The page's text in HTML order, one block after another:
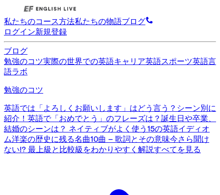
私たちのコース方法私たちの物語ブログ
ログイン新規登録
ブログ
勉強のコツ実際の世界での英語キャリア英語スポーツ英語言
語ラボ
勉強のコツ
英語では「よろしくお願いします」はどう言う？シーン別に
紹介！ 英語で「おめでとう」のフレーズは？誕生日や卒業、
結婚のシーンは？ ネイティブがよく使う15の英語イディオ
ム洋楽の歴史に残る名曲10曲 – 歌詞とその意味今さら聞け
ない!? 最上級と比較級をわかりやすく解説すべてを見る